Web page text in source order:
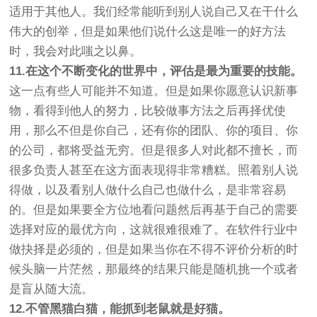
适用于其他人。我们经常能听到别人说自己又在干什么
伟大的创举，但是如果他们说什么这是唯一的好方法
时，我会对此嗤之以鼻。
11.在这个不断变化的世界中，评估是最为重要的技能。
这一点有些人可能并不知道。但是如果你愿意认识新事
物，看得到他人的努力，比较做事方法之后再择优使
用，那么不但是你自己，还有你的团队、你的项目、你
的公司，都将受益无穷。但是很多人对此都不擅长，而
很多负责人甚至在这方面表现得非常糟糕。照着别人说
得做，以及看别人做什么自己也做什么，是非常容易
的。但是如果要全方位地看问题然后再基于自己的需要
选择对应的最优方向，这就很难很难了。在软件行业中
做抉择是必须的，但是如果当你在不得不评价分析的时
候头脑一片茫然，那最终的结果只能是随机挑一个或者
是盲从随大流。
12.不管黑猫白猫，能抓到老鼠就是好猫。